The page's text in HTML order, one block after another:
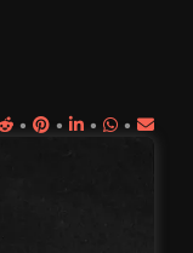
• • • •